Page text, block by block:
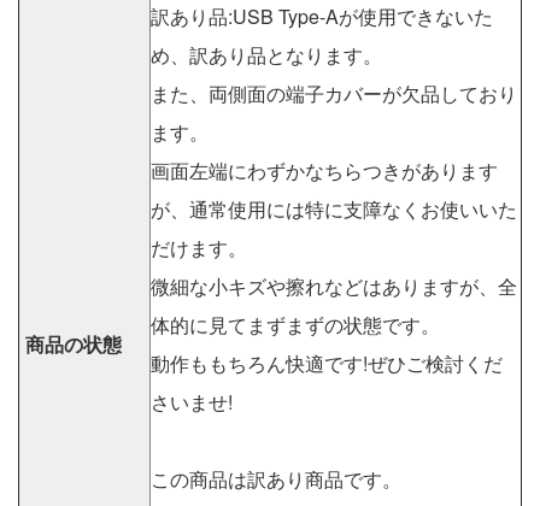
商品の状態
訳あり品:USB Type-Aが使用できないた
め、訳あり品となります。
また、両側面の端子カバーが欠品しており
ます。
画面左端にわずかなちらつきがあります
が、通常使用には特に支障なくお使いいた
だけます。
微細な小キズや擦れなどはありますが、全
体的に見てまずまずの状態です。
動作ももちろん快適です!ぜひご検討くだ
さいませ!
この商品は訳あり商品です。